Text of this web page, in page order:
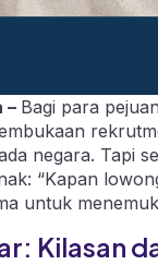
– Bagi para
negara. Tapi
“Kapan
untuk
Kilasan